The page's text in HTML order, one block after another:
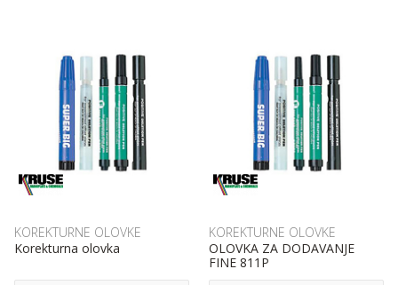
KOREKTURNE OLOVKE
Korekturna olovka
KOREKTURNE OLOVKE
OLOVKA ZA DODAVANJE
FINE 811P